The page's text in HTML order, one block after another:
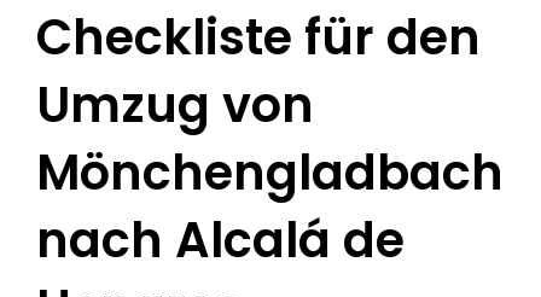
Checkliste für den
Umzug von
Mönchengladbach
nach Alcalá de